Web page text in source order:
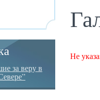
за веру в
Не